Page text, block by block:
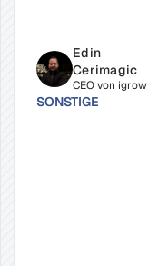
Edin
Cerimagic
CEO von igrow
SONSTIGE